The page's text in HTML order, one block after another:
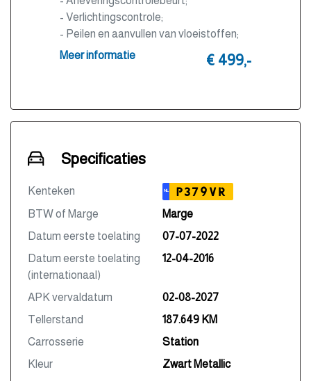
- Verlichtingscontrole;
- Peilen en aanvullen van vloeistoffen;
- Bandenspanningscontrole;
Meer informatie € 499,-
Specificaties
Kenteken NL P379VR
BTW of Marge
Marge
Datum eerste toelating
07-07-2022
Datum eerste toelating
(internationaal)
12-04-2016
APK vervaldatum
02-08-2027
Tellerstand
187.649 KM
Carrosserie
Station
Kleur
Zwart Metallic